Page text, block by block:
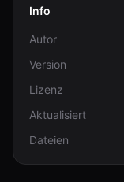
tsconfig.json
types.d.ts
166 B
1.8 KB
Info
Autor
Version
Lizenz
Aktualisiert
Dateien